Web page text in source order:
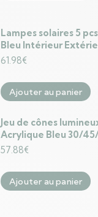
Lampes solaires 5
Bleu Intérieur
61.98€
Ajouter au panier
Jeu de cônes
Acrylique Bleu 30/
57.88€
Ajouter au panier